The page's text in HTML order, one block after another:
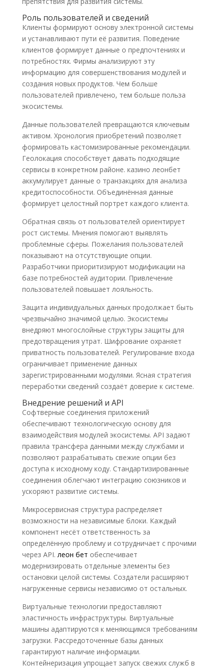
Роль пользователей и сведений
Клиенты формируют основу электронной системы
и устанавливают пути её развития. Поведение
клиентов формирует данные о предпочтениях и
потребностях. Фирмы анализируют эту
информацию для совершенствования модулей и
создания новых продуктов. Чем больше
пользователей привлечено, тем больше польза
экосистемы.
Данные пользователей превращаются ключевым
активом. Хронология приобретений позволяет
формировать кастомизированные рекомендации.
Геолокация способствует давать подходящие
сервисы в конкретном районе. казино леонбет
аккумулирует данные о транзакциях для анализа
кредитоспособности. Объединённая данные
формирует целостный портрет каждого клиента.
Обратная связь от пользователей ориентирует
рост системы. Мнения помогают выявлять
проблемные сферы. Пожелания пользователей
показывают на отсутствующие опции.
Разработчики приоритизируют модификации на
базе потребностей аудитории. Привлечение
пользователей повышает лояльность.
Защита индивидуальных данных продолжает быть
чрезвычайно значимой целью. Экосистемы
внедряют многослойные структуры защиты для
предотвращения утрат. Шифрование охраняет
приватность пользователей. Регулирование входа
ограничивает применение данных
зарегистрированными модулями. Ясная стратегия
переработки сведений создаёт доверие к системе.
Внедрение решений и API
Софтверные соединения приложений
обеспечивают технологическую основу для
взаимодействия модулей экосистемы. API задают
правила трансфера данными между службами и
позволяют разрабатывать свежие опции без
доступа к исходному коду. Стандартизированные
соединения облегчают интеграцию союзников и
ускоряют развитие системы.
Микросервисная структура распределяет
возможности на независимые блоки. Каждый
компонент несёт ответственность за
определённую проблему и сотрудничает с прочими
через API. леон бет обеспечивает
модернизировать отдельные элементы без
остановки целой системы. Создатели расширяют
нагруженные сервисы независимо от остальных.
Виртуальные технологии предоставляют
эластичность инфраструктуры. Виртуальные
машины адаптируются к меняющимся требованиям
загрузки. Рассредоточенные базы данных
гарантируют наличие информации.
Контейнеризация упрощает запуск свежих служб в